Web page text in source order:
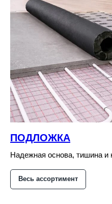
ПОДЛОЖКА
Надежная основа, тишина и
Весь ассортимент